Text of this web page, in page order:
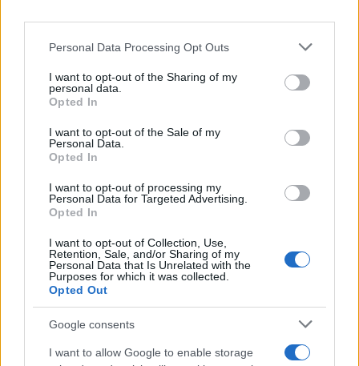
Personal Data Processing Opt Outs
I want to opt-out of the Sharing of my
personal data.
Opted In
I want to opt-out of the Sale of my
Personal Data.
Opted In
I want to opt-out of processing my
Personal Data for Targeted Advertising.
Opted In
I want to opt-out of Collection, Use,
Retention, Sale, and/or Sharing of my
Personal Data that Is Unrelated with the
Purposes for which it was collected.
Opted Out
Google consents
I want to allow Google to enable storage
zakomplikuje. Ukoliko on prizna konačno gdje je
tijelo djevojčice, situacija bi bila sasvim jasna, ali
svog kolegu S. J. odluči da promijeni iskaz",
prenosi "b92".